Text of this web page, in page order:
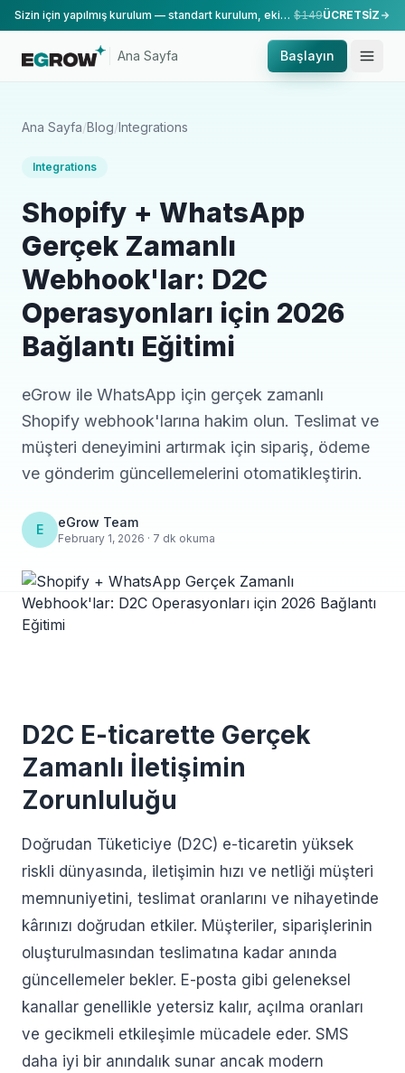
Sizin için yapılmış kurulum — standart kurulum, ekibimiz tarafından yapılır. $149ÜCRETSİZ
Ana Sayfa Başlayın
Ana Sayfa/Blog/Integrations
Integrations
Shopify + WhatsApp
Gerçek Zamanlı
Webhook'lar: D2C
Operasyonları için 2026
Bağlantı Eğitimi
eGrow ile WhatsApp için gerçek zamanlı
Shopify webhook'larına hakim olun. Teslimat ve
müşteri deneyimini artırmak için sipariş, ödeme
ve gönderim güncellemelerini otomatikleştirin.
E eGrow Team
February 1, 2026 · 7 dk okuma
D2C E-ticarette Gerçek
Zamanlı İletişimin
Zorunluluğu
Doğrudan Tüketiciye (D2C) e-ticaretin yüksek
riskli dünyasında, iletişimin hızı ve netliği müşteri
memnuniyetini, teslimat oranlarını ve nihayetinde
kârınızı doğrudan etkiler. Müşteriler, siparişlerinin
oluşturulmasından teslimatına kadar anında
güncellemeler bekler. E-posta gibi geleneksel
kanallar genellikle yetersiz kalır, açılma oranları
ve gecikmeli etkileşimle mücadele eder. SMS
daha iyi bir anındalık sunar ancak modern